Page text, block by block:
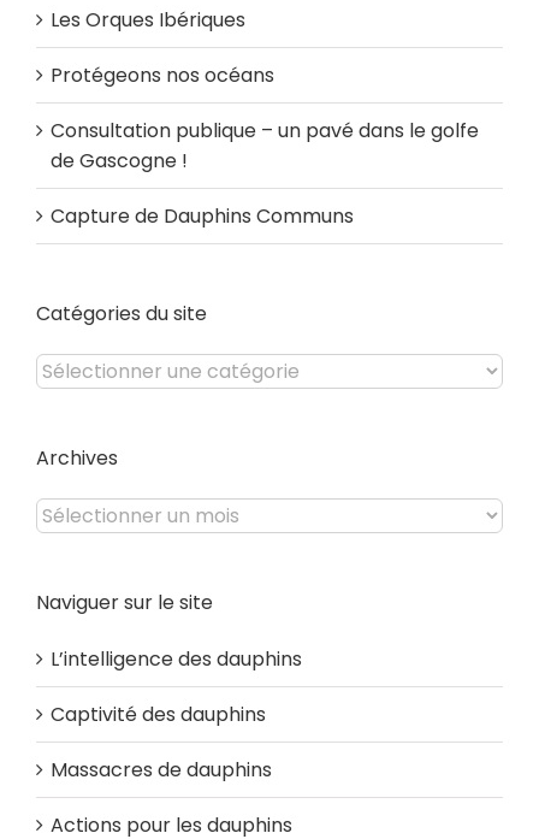
Les Orques Ibériques
Protégeons nos océans
Consultation publique – un pavé dans le golfe
de Gascogne !
Capture de Dauphins Communs
Catégories du site
Catégories
du
Archives
Archives
Naviguer sur le site
L’intelligence des dauphins
Captivité des dauphins
Massacres de dauphins
Actions pour les dauphins